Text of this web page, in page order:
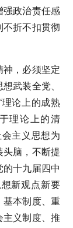
强政治责任感
不折不扣贯彻
，必须坚定
武装全党、
论上的成熟
理论上的清
主义思想为
头脑，不断提
十九届四中
新观点新要
基本制度、重
主义制度、推